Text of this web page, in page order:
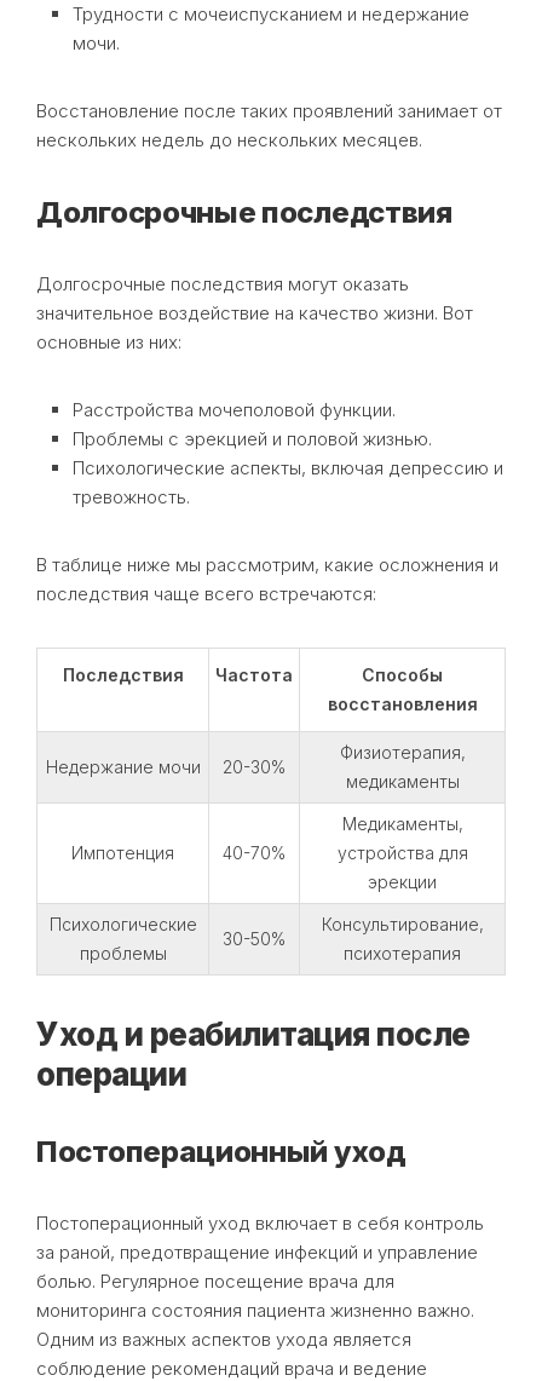
Трудности с мочеиспусканием и недержание
мочи.
Восстановление после таких проявлений занимает от
нескольких недель до нескольких месяцев.
Долгосрочные последствия
Долгосрочные последствия могут оказать
значительное воздействие на качество жизни. Вот
основные из них:
Расстройства мочеполовой функции.
Проблемы с эрекцией и половой жизнью.
Психологические аспекты, включая депрессию и
тревожность.
В таблице ниже мы рассмотрим, какие осложнения и
последствия чаще всего встречаются:
Последствия Частота
Способы
восстановления
Недержание мочи 20-30%
Физиотерапия,
медикаменты
Импотенция 40-70%
Медикаменты,
устройства для
эрекции
Психологические
проблемы
30-50%
Консультирование,
психотерапия
Уход и реабилитация после
операции
Постоперационный уход
Постоперационный уход включает в себя контроль
за раной, предотвращение инфекций и управление
болью. Регулярное посещение врача для
мониторинга состояния пациента жизненно важно.
Одним из важных аспектов ухода является
соблюдение рекомендаций врача и ведение